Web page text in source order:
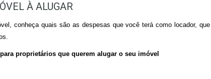
À ALUGAR
conheça quais são as despesas que você terá como locador,
proprietários que querem alugar o seu imóvel